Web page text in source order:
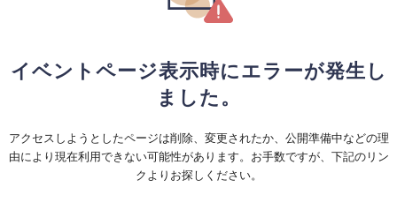
イベントページ表示時にエラーが発生し
ました。
アクセスしようとしたページは削除、変更されたか、公開準備中などの理
由により現在利用できない可能性があります。お手数ですが、下記のリン
クよりお探しください。